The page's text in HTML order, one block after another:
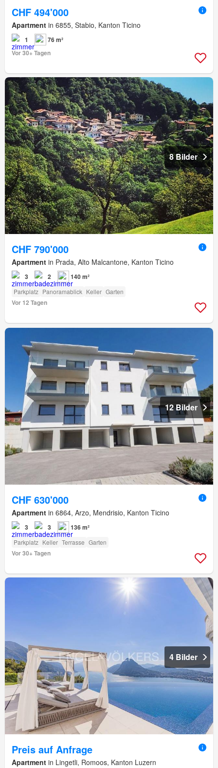
CHF 494'000
Apartment in 6855, Stabio, Kanton Ticino
1
76 m²
Vor 30+ Tagen
8 Bilder
CHF 790'000
Apartment in Prada, Alto Malcantone, Kanton Ticino
3 2 140 m²
Parkplatz Panoramablick Keller Garten
Vor 12 Tagen
12 Bilder
CHF 630'000
Apartment in 6864, Arzo, Mendrisio, Kanton Ticino
3 3 136 m²
Parkplatz Keller Terrasse Garten
Vor 30+ Tagen
4 Bilder
Preis auf Anfrage
Apartment in Lingetli, Romoos, Kanton Luzern